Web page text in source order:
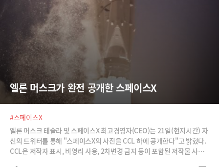
엘론 머스크가 완전 공개한 스페이스X
#스페이스X
엘론 머스크 테슬라 및 스페이스X 최고경영자(CEO)는 21일(현지시간) 자
신의 트위터를 통해 "스페이스X의 사진을 CCL 하에 공개한다"고 밝혔다.
CCL은 저작자 표시, 비영리 사용, 2차변경 금지 등이 포함된 저작물 사용